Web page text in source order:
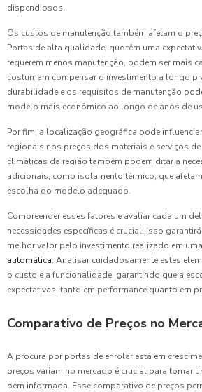
dispendiosos.
Os custos de manutenção também afetam o
Portas de alta qualidade, que têm uma
requerem menos manutenção, podem ser mais
costumam compensar o investimento a longo
durabilidade e os requisitos de manutenção
modelo mais econômico ao longo de anos de
Por fim, a localização geográfica pode
regionais nos preços dos materiais e serviços
climáticas da região também podem ditar a
adicionais, como isolamento térmico, que
escolha do modelo adequado.
Compreender esses fatores e avaliar cada um
necessidades específicas é crucial. Isso
melhor valor pelo investimento realizado em uma
automática. Analisar cuidadosamente estes
o custo e a funcionalidade, garantindo que a
expectativas, tanto em performance quanto em
Comparativo de Preços no
A procura por portas de enrolar está em
preços variam no mercado é crucial para tomar
bem informada. Esse comparativo de preços